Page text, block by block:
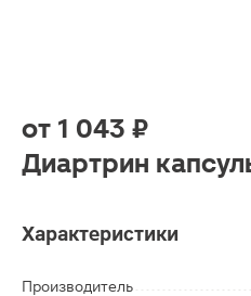
от 1 043 ₽
Диартрин
Характеристики
Производитель